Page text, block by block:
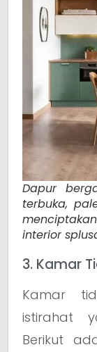
Dapur
terbuka,
interior
3. Kamar
Kamar
istirahat
Berikut